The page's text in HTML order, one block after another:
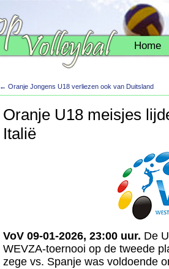
Home
← Oranje Jongens U18 verliezen ook van Duitsland
Oranje U18 meisjes
Italië
VoV 09-01-2026, 23:00 uur. De
WEVZA-toernooi op de tweede
zege vs. Spanje was voldoende